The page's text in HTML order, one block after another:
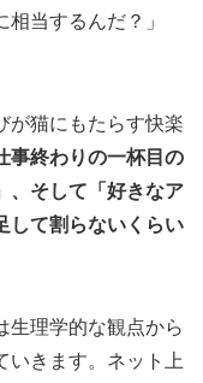
当するんだ？」
が猫にもたらす快楽
事終わりの一杯目の
、そして「好きなア
して割らないくらい
生理学的な観点から
いきます。ネット上